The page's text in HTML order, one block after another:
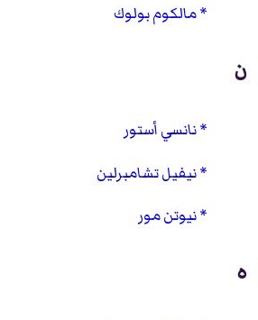
مالكوم بولوك
ن
نانسي أستور
نيفيل تشامبرلين
نيوتن مور
ه